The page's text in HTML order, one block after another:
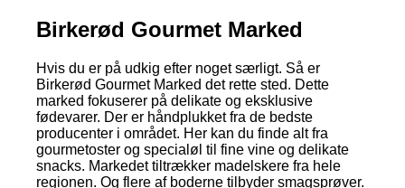
Birkerød Gourmet Marked
Hvis du er på udkig efter noget særligt. Så er
Birkerød Gourmet Marked det rette sted. Dette
marked fokuserer på delikate og eksklusive
fødevarer. Der er håndplukket fra de bedste
producenter i området. Her kan du finde alt fra
gourmetoster og specialøl til fine vine og delikate
snacks. Markedet tiltrækker madelskere fra hele
regionen. Og flere af boderne tilbyder smagsprøver.